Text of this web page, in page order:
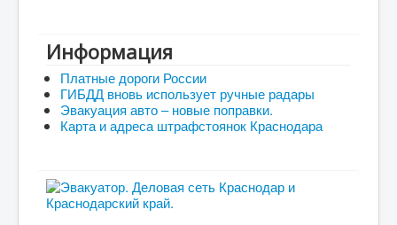
Информация
Платные дороги России
ГИБДД вновь использует ручные радары
Эвакуация авто – новые поправки.
Карта и адреса штрафстоянок Краснодара